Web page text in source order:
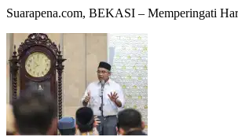
Suarapena.com, BEKASI – Memperingati